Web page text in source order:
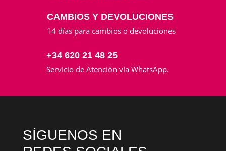
CAMBIOS Y DEVOLUCIONES
14 días para cambios o devoluciones
+34 620 21 48 25
Servicio de Atención vía WhatsApp.
SÍGUENOS EN